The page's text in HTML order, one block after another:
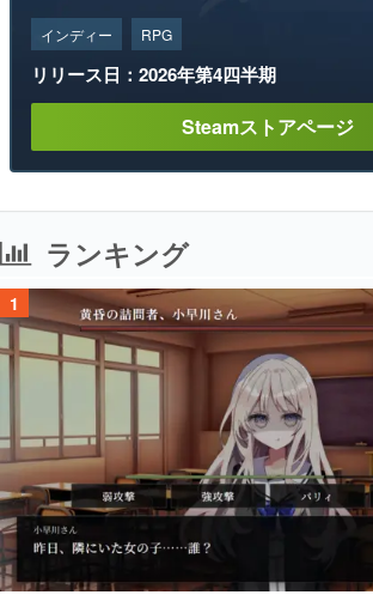
インディー RPG
リリース日：2026年第4四半期
Steamストアページ
ランキング
1